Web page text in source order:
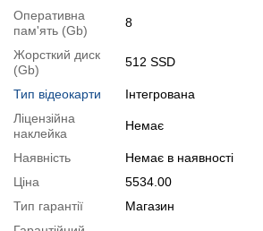
Оперативна
пам'ять (Gb)
8
Жорсткий диск
(Gb)
512 SSD
Тип відеокарти
Інтегрована
Ліцензійна
наклейка
Немає
Наявність
Немає в наявності
Ціна
5534.00
Тип гарантії
Магазин